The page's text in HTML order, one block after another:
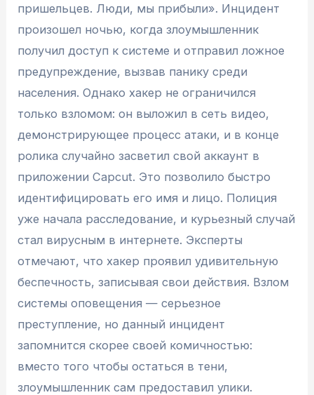
пришельцев. Люди, мы прибыли». Инцидент
произошел ночью, когда злоумышленник
получил доступ к системе и отправил ложное
предупреждение, вызвав панику среди
населения. Однако хакер не ограничился
только взломом: он выложил в сеть видео,
демонстрирующее процесс атаки, и в конце
ролика случайно засветил свой аккаунт в
приложении Capcut. Это позволило быстро
идентифицировать его имя и лицо. Полиция
уже начала расследование, и курьезный случай
стал вирусным в интернете. Эксперты
отмечают, что хакер проявил удивительную
беспечность, записывая свои действия. Взлом
системы оповещения — серьезное
преступление, но данный инцидент
запомнится скорее своей комичностью:
вместо того чтобы остаться в тени,
злоумышленник сам предоставил улики.